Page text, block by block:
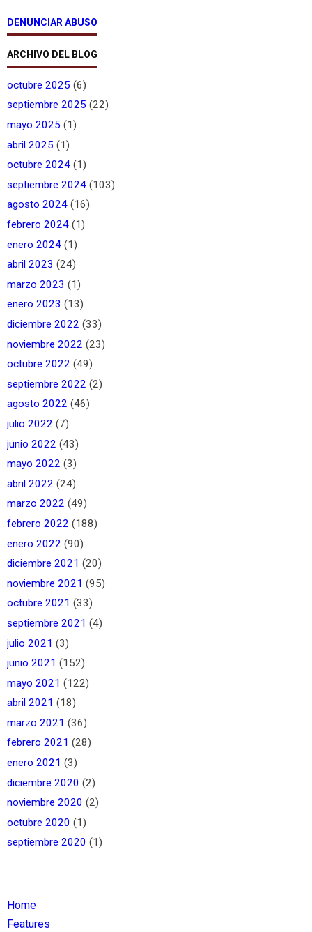
DENUNCIAR ABUSO
ARCHIVO DEL BLOG
octubre 2025 (6)
septiembre 2025 (22)
mayo 2025 (1)
abril 2025 (1)
octubre 2024 (1)
septiembre 2024 (103)
agosto 2024 (16)
febrero 2024 (1)
enero 2024 (1)
abril 2023 (24)
marzo 2023 (1)
enero 2023 (13)
diciembre 2022 (33)
noviembre 2022 (23)
octubre 2022 (49)
septiembre 2022 (2)
agosto 2022 (46)
julio 2022 (7)
junio 2022 (43)
mayo 2022 (3)
abril 2022 (24)
marzo 2022 (49)
febrero 2022 (188)
enero 2022 (90)
diciembre 2021 (20)
noviembre 2021 (95)
octubre 2021 (33)
septiembre 2021 (4)
julio 2021 (3)
junio 2021 (152)
mayo 2021 (122)
abril 2021 (18)
marzo 2021 (36)
febrero 2021 (28)
enero 2021 (3)
diciembre 2020 (2)
noviembre 2020 (2)
octubre 2020 (1)
septiembre 2020 (1)
Home
Features